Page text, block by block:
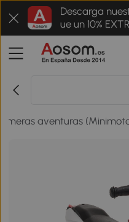
Descarga
ue un 10%
r pedido
aventuras